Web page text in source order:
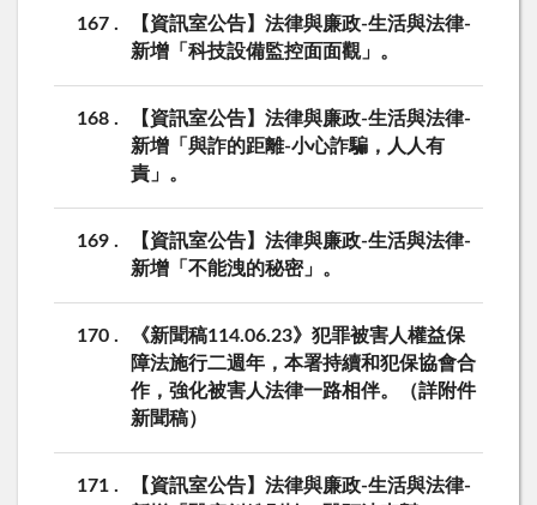
167
【資訊室公告】法律與廉政-生活與法律-
新增「科技設備監控面面觀」。
168
【資訊室公告】法律與廉政-生活與法律-
新增「與詐的距離-小心詐騙，人人有
責」。
169
【資訊室公告】法律與廉政-生活與法律-
新增「不能洩的秘密」。
170
《新聞稿114.06.23》犯罪被害人權益保
障法施行二週年，本署持續和犯保協會合
作，強化被害人法律一路相伴。（詳附件
新聞稿）
171
【資訊室公告】法律與廉政-生活與法律-